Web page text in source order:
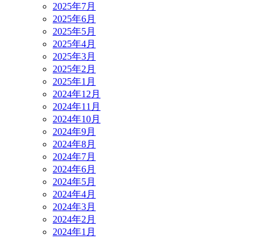
2025年7月
2025年6月
2025年5月
2025年4月
2025年3月
2025年2月
2025年1月
2024年12月
2024年11月
2024年10月
2024年9月
2024年8月
2024年7月
2024年6月
2024年5月
2024年4月
2024年3月
2024年2月
2024年1月